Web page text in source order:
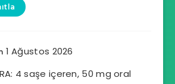
1 Ağustos 2026
4 saşe içeren, 50 mg oral